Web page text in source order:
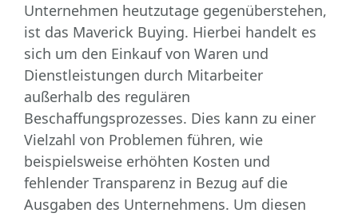
Unternehmen heutzutage gegenüberstehen,
ist das Maverick Buying. Hierbei handelt es
sich um den Einkauf von Waren und
Dienstleistungen durch Mitarbeiter
außerhalb des regulären
Beschaffungsprozesses. Dies kann zu einer
Vielzahl von Problemen führen, wie
beispielsweise erhöhten Kosten und
fehlender Transparenz in Bezug auf die
Ausgaben des Unternehmens. Um diesen